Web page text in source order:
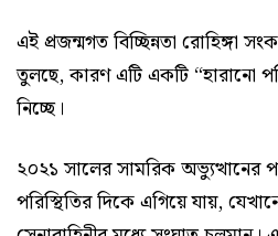
এই প্রজন্মগত বিচ্ছিন্নতা
তুলছে, কারণ এটি একটি “হারানো
নিচ্ছে।
২০২১ সালের সামরিক অভ্যুত্থানের
পরিস্থিতির দিকে এগিয়ে যায়,